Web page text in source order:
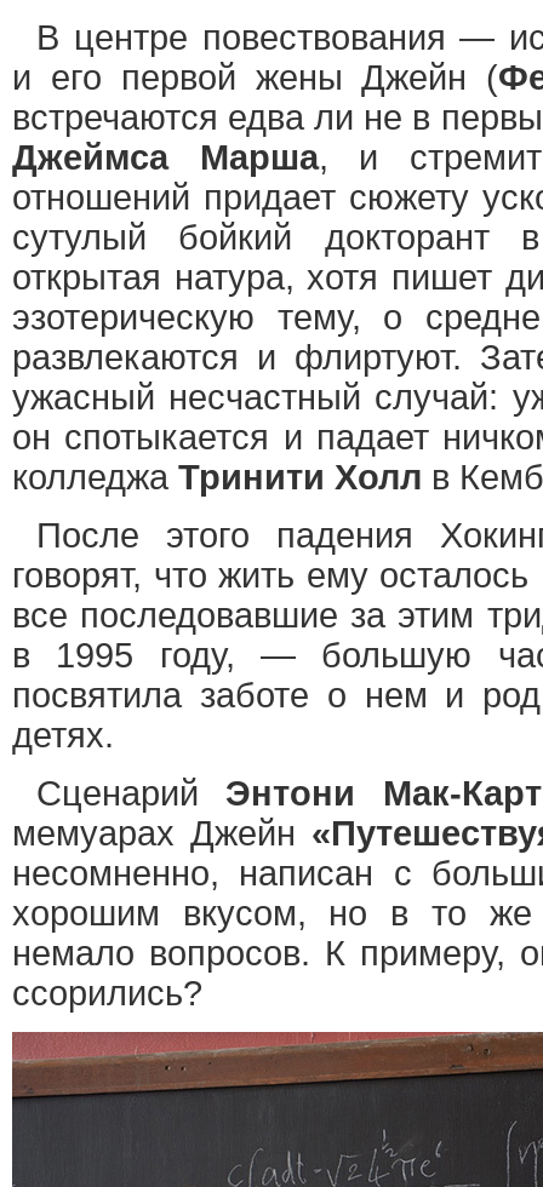
В центре повествования —
и его первой жены Джейн (
встречаются едва ли не в
Джеймса Марша, и
отношений придает сюжету
сутулый бойкий
открытая натура, хотя пишет
эзотерическую тему, о
развлекаются и флиртуют.
ужасный несчастный случай:
он спотыкается и падает
колледжа Тринити Холл в
После этого падения
говорят, что жить ему
все последовавшие за этим
в 1995 году, — большую
посвятила заботе о нем и
детях.
Сценарий Энтони Мак-
мемуарах Джейн
несомненно, написан с
хорошим вкусом, но в то же
немало вопросов. К примеру,
ссорились?